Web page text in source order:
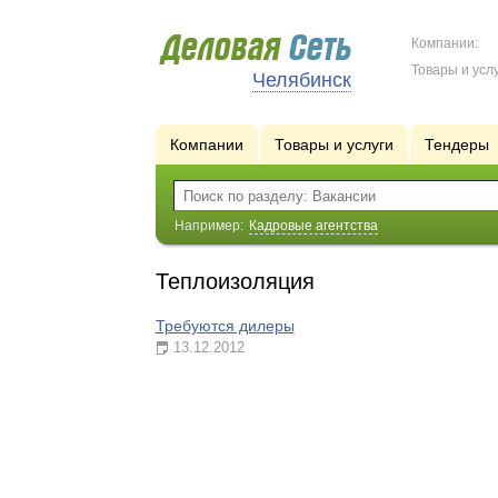
Челябинск
Компании:
Товары и
Компании Товары и услуги Тендеры
Например: Кадровые агентства
Теплоизоляция
Требуются дилеры
13.12.2012